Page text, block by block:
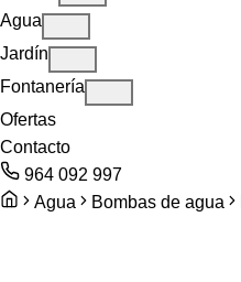
Agua
Jardín
Fontanería
Ofertas
Contacto
964 092 997
Agua
Bombas de agua